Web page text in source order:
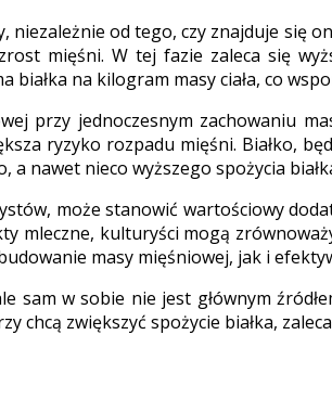
niezależnie od tego, czy znajduje się
mięśni. W tej fazie zaleca się
białka na kilogram masy ciała, co
przy jednoczesnym zachowaniu
ryzyko rozpadu mięśni. Białko,
nawet nieco wyższego spożycia
może stanowić wartościowy
mleczne, kulturyści mogą
masy mięśniowej, jak i
sam w sobie nie jest głównym
chcą zwiększyć spożycie białka,